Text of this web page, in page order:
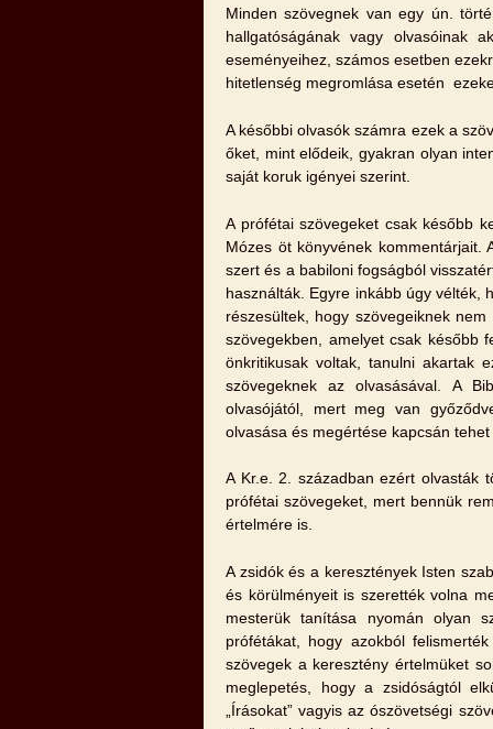
Minden szövegnek van egy ún.
hallgatóságának vagy olvasóinak
eseményeihez, számos esetben
hitetlenség megromlása esetén
A későbbi olvasók számra ezek a
őket, mint elődeik, gyakran olyan
saját koruk igényei szerint.
A prófétai szövegeket csak később
Mózes öt könyvének
szert és a babiloni fogságból
használták. Egyre inkább úgy
részesültek, hogy szövegeiknek
szövegekben, amelyet csak később
önkritikusak voltak, tanulni akartak
szövegeknek az olvasásával. A
olvasójától, mert meg van
olvasása és megértése kapcsán
A Kr.e. 2. században ezért olvasták
prófétai szövegeket, mert bennük
értelmére is.
A zsidók és a keresztények Isten
és körülményeit is szerették volna
mesterük tanítása nyomán olyan
prófétákat, hogy azokból
szövegek a keresztény értelmüket
meglepetés, hogy a zsidóságtól
„Írásokat” vagyis az ószövetségi